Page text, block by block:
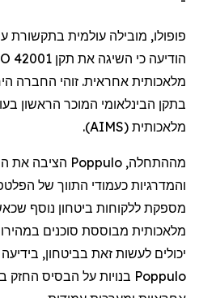
פופולו, מובילה עולמית בתקשורת
הודיעה כי השיגה את תקן 42001
מלאכותית אחראית. זוהי החברה
בתקן הבינלאומי המוכר הראשון
מלאכותית (
AIMS
).
מההתחלה,
Poppulo הציבה את
והמדרגיות כעמודי התווך של
מספקת ללקוחות ביטחון נוסף
מלאכותית מבוססת סוכנים
יכולים לעשות זאת בביטחון, בידיעה
Poppulo בנויות על הבסיס החזק